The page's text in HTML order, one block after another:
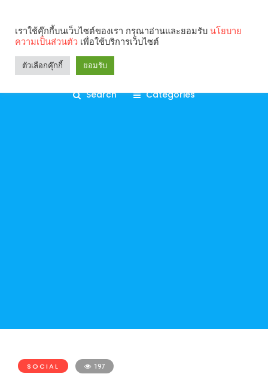
Search Categories
SOCIAL 197
เราใช้คุ๊กกี้บนเว็บไซต์ของเรา กรุณาอ่านและยอมรับ นโยบาย
ความเป็นส่วนตัว เพื่อใช้บริการเว็บไซต์
ตัวเลือกคุ๊กกี้ ยอมรับ